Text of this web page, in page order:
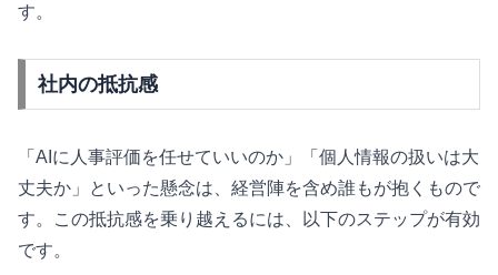
す。
社内の抵抗感
「AIに人事評価を任せていいのか」「個人情報の扱いは大
丈夫か」といった懸念は、経営陣を含め誰もが抱くもので
す。この抵抗感を乗り越えるには、以下のステップが有効
です。